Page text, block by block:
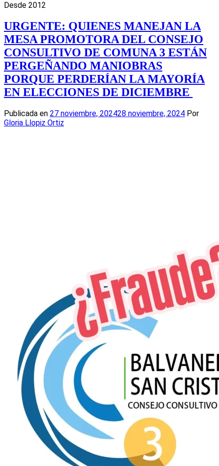
Desde 2012
URGENTE: QUIENES MANEJAN LA
MESA PROMOTORA DEL CONSEJO
CONSULTIVO DE COMUNA 3 ESTÁN
PERGEÑANDO MANIOBRAS
PORQUE PERDERÍAN LA MAYORÍA
EN ELECCIONES DE DICIEMBRE
Publicada en 27 noviembre, 202428 noviembre, 2024 Por
Gloria Llopiz Ortiz